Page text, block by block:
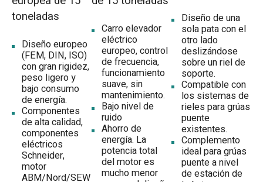
toneladas
Diseño europeo
(FEM, DIN, ISO)
con gran rigidez,
peso ligero y
bajo consumo
de energía.
Componentes
de alta calidad,
componentes
eléctricos
Schneider,
motor
ABM/Nord/SEW
Carro elevador
eléctrico
europeo, control
de frecuencia,
funcionamiento
suave, sin
mantenimiento.
Bajo nivel de
ruido
Ahorro de
energía. La
potencia total
del motor es
mucho menor
Diseño de una
sola pata con el
otro lado
deslizándose
sobre un riel de
soporte.
Compatible con
los sistemas de
rieles para grúas
puente
existentes.
Complemento
ideal para grúas
puente a nivel
de estación de